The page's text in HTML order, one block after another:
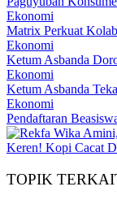
Ekonomi
Matrix Perkuat
Ekonomi
Ketum Asbanda
Ekonomi
Ketum Asbanda
Ekonomi
Pendaftaran
Keren! Kopi Cacat
TOPIK